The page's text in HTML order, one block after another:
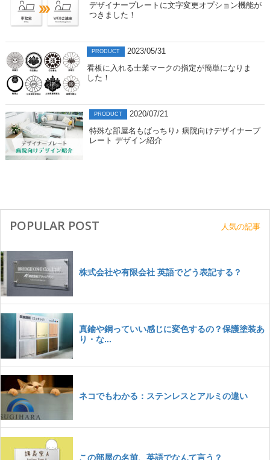
デザイナープレートに文字変更オプション機能が
つきました！
PRODUCT
2023/05/31
看板に入れる士業マークの指定が簡単になりま
した！
PRODUCT
2020/07/21
特殊な部屋名もばっちり♪ 病院向けデザイナープ
レート デザイン紹介
POPULAR POST 人気の記事